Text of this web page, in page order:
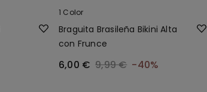
1 Color
Braguita Brasileña Bikini Alta
con Frunce
6,00 € 9,99 € -40%